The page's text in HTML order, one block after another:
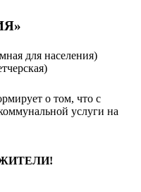
для населения)
о том, что с
услуги на